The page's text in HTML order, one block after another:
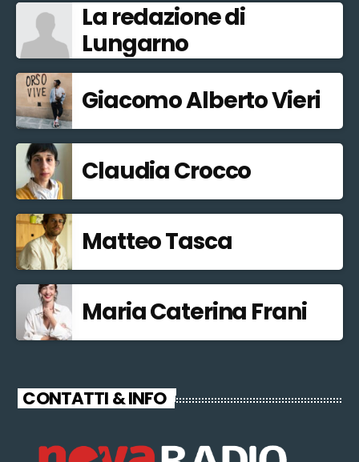
La redazione di
Lungarno
Giacomo Alberto Vieri
Claudia Crocco
Matteo Tasca
Maria Caterina Frani
CONTATTI & INFO